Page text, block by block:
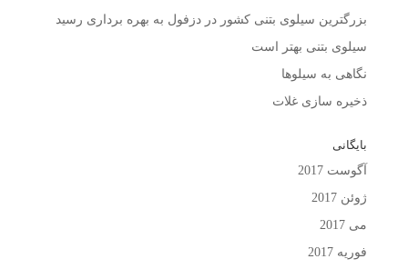
بزرگترین سیلوی بتنی کشور در دزفول به بهره برداری رسید
سیلوی بتنی بهتر است
نگاهی به سیلوها
ذخیره سازی غلات
بایگانی
آگوست 2017
ژوئن 2017
می 2017
فوریه 2017